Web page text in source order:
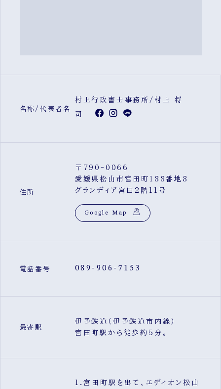
名称/代表者名
村上行政書士事務所/村上 将
司
住所
〒790-0066
愛媛県松山市宮田町188番地8
グランディア宮田2階11号
Google Map
電話番号 089-906-7153
最寄駅
伊予鉄道（伊予鉄道市内線）
宮田町駅から徒歩約5分。
1.宮田町駅を出て、エディオン松山